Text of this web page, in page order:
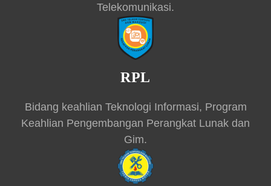
Telekomunikasi.
RPL
Bidang keahlian Teknologi Informasi, Program
Keahlian Pengembangan Perangkat Lunak dan
Gim.